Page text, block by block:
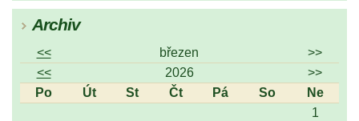
Archiv
<< březen
>>
<<
2026
>>
Po
Út St Čt Pá So
Ne
1